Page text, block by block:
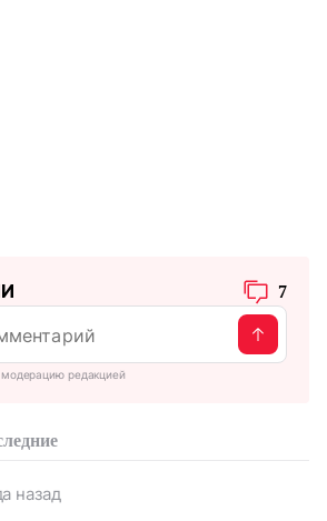
7
редакцией
назад